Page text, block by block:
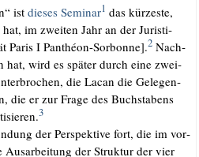
ist die­ses Semi­nar1 das kür­zes­te,
im zwei­ten Jahr an der Juris­ti­
Paris I Pan­thé­on-Sor­bon­ne].2Nach­
hat, wird es spä­ter durch eine zwei­
die Lacan die Gele­gen­
die er zur Fra­ge des Buch­sta­bens
3
der Per­spek­ti­ve fort, die im vor­
Aus­ar­bei­tung der Struk­tur der vier